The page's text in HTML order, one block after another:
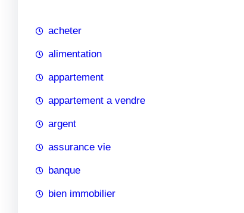
h
acheter
alimentation
appartement
appartement a vendre
argent
assurance vie
banque
bien immobilier